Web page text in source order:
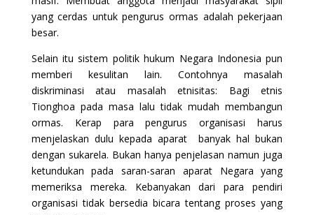
yang cerdas untuk pengurus ormas adalah pekerjaan
besar.
Selain itu sistem politik hukum Negara Indonesia pun
memberi kesulitan lain. Contohnya masalah
diskriminasi atau masalah etnisitas: Bagi etnis
Tionghoa pada masa lalu tidak mudah membangun
ormas. Kerap para pengurus organisasi harus
menjelaskan dulu kepada aparat banyak hal bukan
dengan sukarela. Bukan hanya penjelasan namun juga
ketundukan pada saran-saran aparat Negara yang
memeriksa mereka. Kebanyakan dari para pendiri
organisasi tidak bersedia bicara tentang proses yang